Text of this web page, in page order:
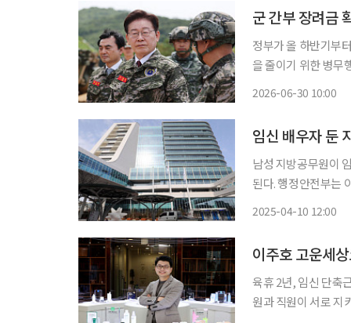
군 간부 장려금
정부가 올 하반기부
을 줄이기 위한 병무
2026-06-30 10:00
임신 배우자 둔
남성 지방공무원이
된다. 행정안전부는 이 같은 내용의 ‘지방공무원 복무규정(대통령령)’과 ‘지방공무원 징계 및
2025-04-10 12:00
이주호 고운세
육휴 2년, 임신 단축
원과 직원이 서로 지